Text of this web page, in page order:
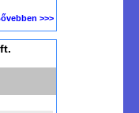
>>>